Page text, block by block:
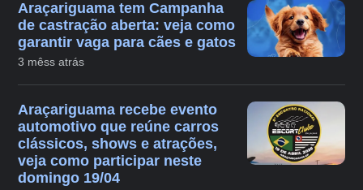
Araçariguama tem Campanha
de castração aberta: veja como
garantir vaga para cães e gatos
3 mêss atrás
Araçariguama recebe evento
automotivo que reúne carros
clássicos, shows e atrações,
veja como participar neste
domingo 19/04